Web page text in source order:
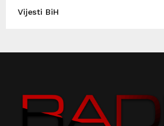
Vijesti BiH